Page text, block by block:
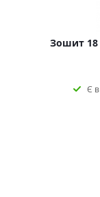
Зошит 18
Є